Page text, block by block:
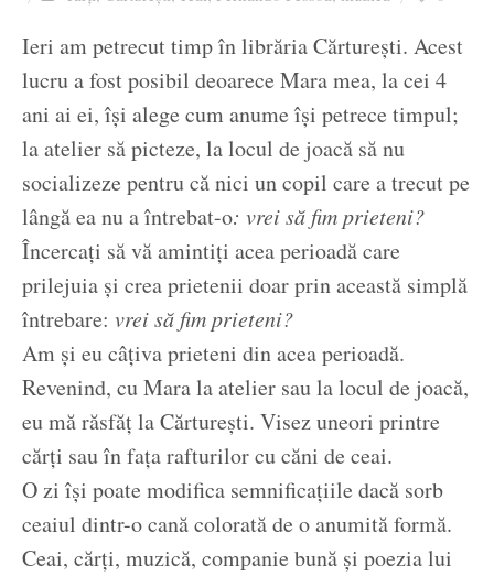
Ieri am petrecut timp în librăria Cărturești. Acest
lucru a fost posibil deoarece Mara mea, la cei 4
ani ai ei, își alege cum anume își petrece timpul;
la atelier să picteze, la locul de joacă să nu
socializeze pentru că nici un copil care a trecut pe
lângă ea nu a întrebat-o: vrei să fim prieteni?
Încercați să vă amintiți acea perioadă care
prilejuia și crea prietenii doar prin această simplă
întrebare: vrei să fim prieteni?
Am și eu câțiva prieteni din acea perioadă.
Revenind, cu Mara la atelier sau la locul de joacă,
eu mă răsfăț la Cărturești. Visez uneori printre
cărți sau în fața rafturilor cu căni de ceai.
O zi își poate modifica semnificațiile dacă sorb
ceaiul dintr-o cană colorată de o anumită formă.
Ceai, cărți, muzică, companie bună și poezia lui